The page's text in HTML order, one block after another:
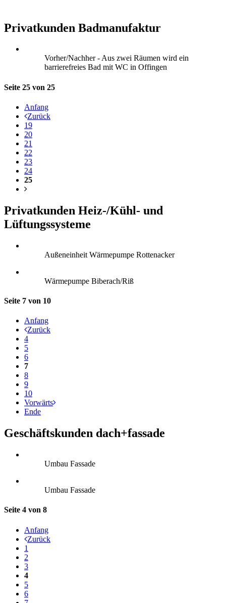
Privatkunden Badmanufaktur
Vorher/Nachher - Aus zwei Räumen wird ein
barrierefreies Bad mit WC in Offingen
Seite 25 von 25
Anfang
Zurück
19
20
21
22
23
24
25
Privatkunden Heiz-/Kühl- und
Lüftungssysteme
Außeneinheit Wärmepumpe Rottenacker
Wärmepumpe Biberach/Riß
Seite 7 von 10
Anfang
Zurück
4
5
6
7
8
9
10
Vorwärts
Ende
Geschäftskunden dach+fassade
Umbau Fassade
Umbau Fassade
Seite 4 von 8
Anfang
Zurück
1
2
3
4
5
6